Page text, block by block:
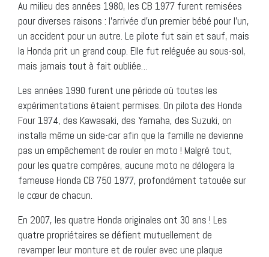
Au milieu des années 1980, les CB 1977 furent remisées
pour diverses raisons : l’arrivée d’un premier bébé pour l’un,
un accident pour un autre. Le pilote fut sain et sauf, mais
la Honda prit un grand coup. Elle fut reléguée au sous-sol,
mais jamais tout à fait oubliée…
Les années 1990 furent une période où toutes les
expérimentations étaient permises. On pilota des Honda
Four 1974, des Kawasaki, des Yamaha, des Suzuki, on
installa même un side-car afin que la famille ne devienne
pas un empêchement de rouler en moto ! Malgré tout,
pour les quatre compères, aucune moto ne délogera la
fameuse Honda CB 750 1977, profondément tatouée sur
le cœur de chacun.
En 2007, les quatre Honda originales ont 30 ans ! Les
quatre propriétaires se défient mutuellement de
revamper leur monture et de rouler avec une plaque